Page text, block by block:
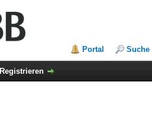
Portal Suche
Registrieren